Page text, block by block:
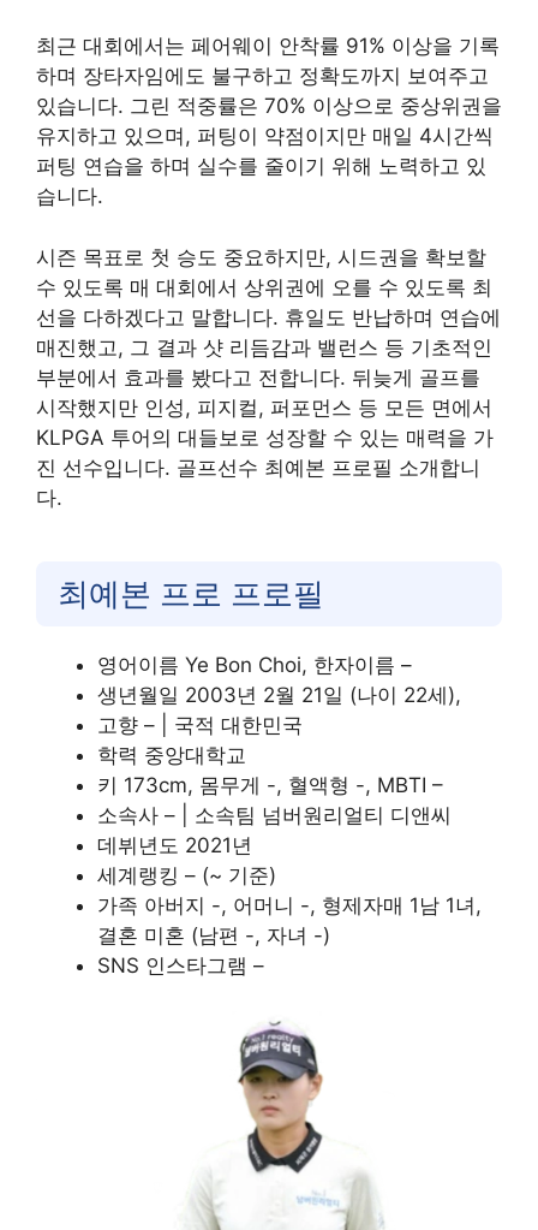
최근 대회에서는 페어웨이 안착률 91% 이상을 기록
하며 장타자임에도 불구하고 정확도까지 보여주고
있습니다. 그린 적중률은 70% 이상으로 중상위권을
유지하고 있으며, 퍼팅이 약점이지만 매일 4시간씩
퍼팅 연습을 하며 실수를 줄이기 위해 노력하고 있
습니다.
시즌 목표로 첫 승도 중요하지만, 시드권을 확보할
수 있도록 매 대회에서 상위권에 오를 수 있도록 최
선을 다하겠다고 말합니다. 휴일도 반납하며 연습에
매진했고, 그 결과 샷 리듬감과 밸런스 등 기초적인
부분에서 효과를 봤다고 전합니다. 뒤늦게 골프를
시작했지만 인성, 피지컬, 퍼포먼스 등 모든 면에서
KLPGA 투어의 대들보로 성장할 수 있는 매력을 가
진 선수입니다. 골프선수 최예본 프로필 소개합니
다.
최예본 프로 프로필
영어이름 Ye Bon Choi, 한자이름 –
생년월일 2003년 2월 21일 (나이 22세),
고향 – | 국적 대한민국
학력 중앙대학교
키 173cm, 몸무게 -, 혈액형 -, MBTI –
소속사 – | 소속팀 넘버원리얼티 디앤씨
데뷔년도 2021년
세계랭킹 – (~ 기준)
가족 아버지 -, 어머니 -, 형제자매 1남 1녀,
결혼 미혼 (남편 -, 자녀 -)
SNS 인스타그램 –